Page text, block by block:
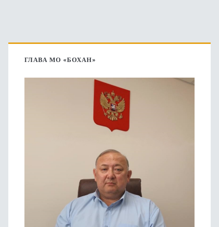
Основная
боковая
ГЛАВА МО «БОХАН»